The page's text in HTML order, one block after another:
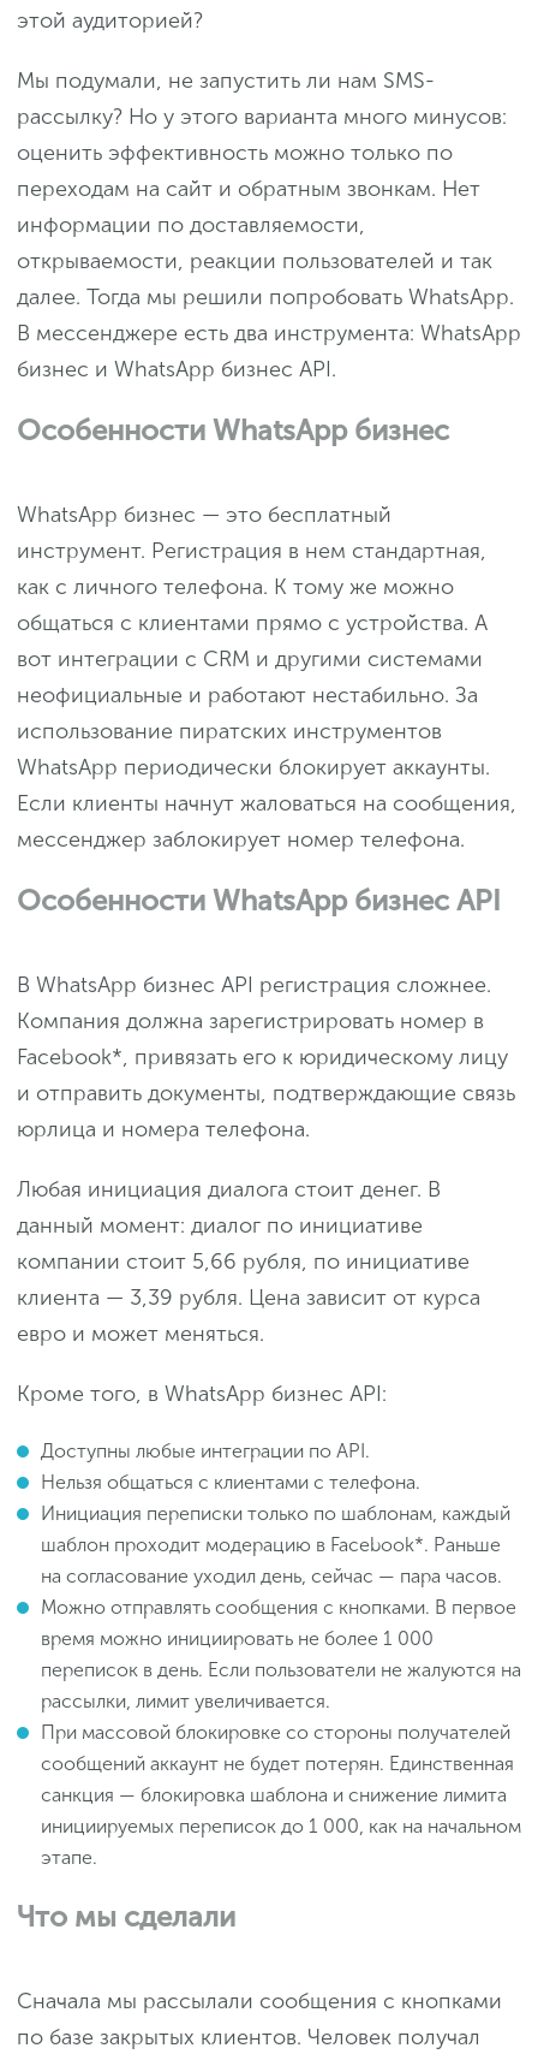
этой аудиторией?
Мы подумали, не запустить ли нам SMS-
рассылку? Но у этого варианта много минусов:
оценить эффективность можно только по
переходам на сайт и обратным звонкам. Нет
информации по доставляемости,
открываемости, реакции пользователей и так
далее. Тогда мы решили попробовать WhatsApp.
В мессенджере есть два инструмента: WhatsApp
бизнес и WhatsApp бизнес API.
Особенности WhatsApp бизнес
WhatsApp бизнес — это бесплатный
инструмент. Регистрация в нем стандартная,
как с личного телефона. К тому же можно
общаться с клиентами прямо с устройства. А
вот интеграции с CRM и другими системами
неофициальные и работают нестабильно. За
использование пиратских инструментов
WhatsApp периодически блокирует аккаунты.
Если клиенты начнут жаловаться на сообщения,
мессенджер заблокирует номер телефона.
Особенности WhatsApp бизнес API
В WhatsApp бизнес API регистрация сложнее.
Компания должна зарегистрировать номер в
Facebook*, привязать его к юридическому лицу
и отправить документы, подтверждающие связь
юрлица и номера телефона.
Любая инициация диалога стоит денег. В
данный момент: диалог по инициативе
компании стоит 5,66 рубля, по инициативе
клиента — 3,39 рубля. Цена зависит от курса
евро и может меняться.
Кроме того, в WhatsApp бизнес API:
Доступны любые интеграции по API.
Нельзя общаться с клиентами с телефона.
Инициация переписки только по шаблонам, каждый
шаблон проходит модерацию в Facebook*. Раньше
на согласование уходил день, сейчас — пара часов.
Можно отправлять сообщения с кнопками. В первое
время можно инициировать не более 1 000
переписок в день. Если пользователи не жалуются на
рассылки, лимит увеличивается.
При массовой блокировке со стороны получателей
сообщений аккаунт не будет потерян. Единственная
санкция — блокировка шаблона и снижение лимита
инициируемых переписок до 1 000, как на начальном
этапе.
Что мы сделали
Сначала мы рассылали сообщения с кнопками
по базе закрытых клиентов. Человек получал